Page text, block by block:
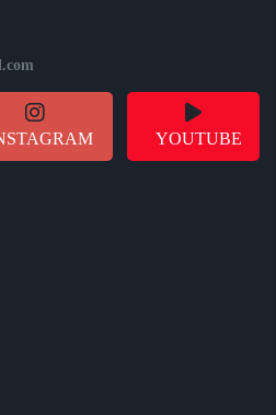
YOUTUBE